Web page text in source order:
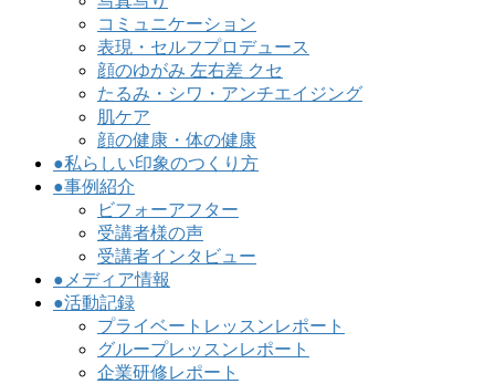
コミュニケーション
表現・セルフプロデュース
顔のゆがみ 左右差 クセ
たるみ・シワ・アンチエイジング
肌ケア
顔の健康・体の健康
●私らしい印象のつくり方
●事例紹介
ビフォーアフター
受講者様の声
受講者インタビュー
●メディア情報
●活動記録
プライベートレッスンレポート
グループレッスンレポート
企業研修レポート